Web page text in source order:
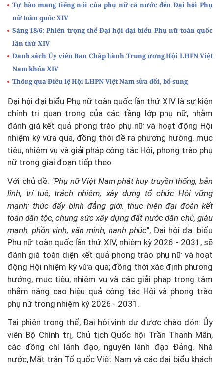
Tự hào mang tiếng nói của phụ nữ cả nước đến Đại hội Phụ
nữ toàn quốc XIV
Sáng 18/6: Phiên trọng thể Đại hội đại biểu Phụ nữ toàn quốc
lần thứ XIV
Danh sách Ủy viên Ban Chấp hành Trung ương Hội LHPN Việt
Nam khóa XIV
Thông qua Điều lệ Hội LHPN Việt Nam sửa đổi, bổ sung
Đại hội đại biểu Phụ nữ toàn quốc lần thứ XIV là sự kiện
chính trị quan trọng của các tầng lớp phụ nữ, nhằm
đánh giá kết quả phong trào phụ nữ và hoạt động Hội
nhiệm kỳ vừa qua, đồng thời đề ra phương hướng, mục
tiêu, nhiệm vụ và giải pháp công tác Hội, phong trào phụ
nữ trong giai đoạn tiếp theo.
Với chủ đề: "Phụ nữ Việt Nam phát huy truyền thống, bản
lĩnh, trí tuệ, trách nhiệm; xây dựng tổ chức Hội vững
mạnh; thúc đẩy bình đẳng giới, thực hiện đại đoàn kết
toàn dân tộc, chung sức xây dựng đất nước dân chủ, giàu
mạnh, phồn vinh, văn minh, hạnh phúc", Đại hội đại biểu
Phụ nữ toàn quốc lần thứ XIV, nhiệm kỳ 2026 - 2031, sẽ
đánh giá toàn diện kết quả phong trào phụ nữ và hoạt
động Hội nhiệm kỳ vừa qua; đồng thời xác định phương
hướng, mục tiêu, nhiệm vụ và các giải pháp trọng tâm
nhằm nâng cao hiệu quả công tác Hội và phong trào
phụ nữ trong nhiệm kỳ 2026 - 2031.
Tại phiên trọng thể, Đại hội vinh dự được chào đón: Ủy
viên Bộ Chính trị, Chủ tịch Quốc hội Trần Thanh Mẫn,
các đồng chí lãnh đạo, nguyên lãnh đạo Đảng, Nhà
nước, Mặt trận Tổ quốc Việt Nam và các đại biểu khách